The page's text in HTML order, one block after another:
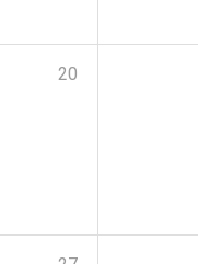
20